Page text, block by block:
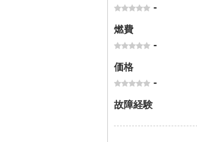
-
燃費
-
価格
-
故障経験